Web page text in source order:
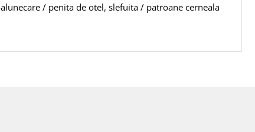
/ penita de otel, slefuita / patroane cerneala